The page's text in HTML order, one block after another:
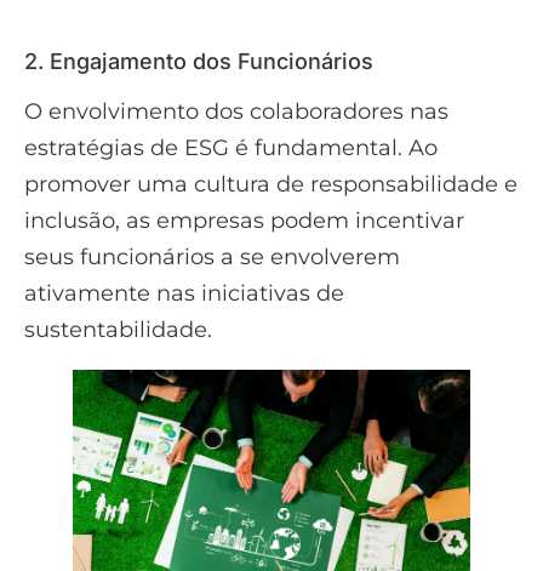
2. Engajamento dos Funcionários
O envolvimento dos colaboradores nas
estratégias de ESG é fundamental. Ao
promover uma cultura de responsabilidade e
inclusão, as empresas podem incentivar
seus funcionários a se envolverem
ativamente nas iniciativas de
sustentabilidade.